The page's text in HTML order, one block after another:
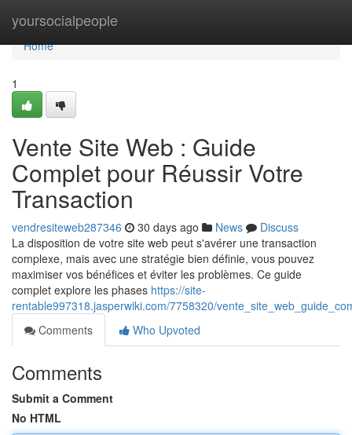
yoursocialpeople
Home
Home
1
Vente Site Web : Guide
Complet pour Réussir Votre
Transaction
vendresiteweb287346 30 days ago News
Discuss
La disposition de votre site web peut s'avérer une transaction
complexe, mais avec une stratégie bien définie, vous pouvez
maximiser vos bénéfices et éviter les problèmes. Ce guide
complet explore les phases https://site-
rentable997318.jasperwiki.com/7758320/
Comments
Who Upvoted
Comments
Submit a Comment
No HTML